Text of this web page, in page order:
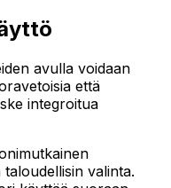
avulla voidaan
että
integroitua
valinta.